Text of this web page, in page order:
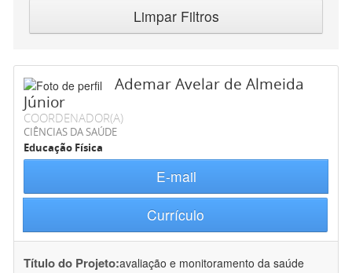
Limpar Filtros
Ademar Avelar de Almeida
Júnior
COORDENADOR(A)
CIÊNCIAS DA SAÚDE
Educação Física
E-mail
Currículo
Título do Projeto:avaliação e monitoramento da saúde